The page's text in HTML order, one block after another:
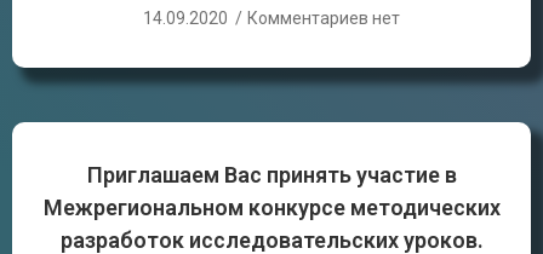
14.09.2020 Комментариев нет
Приглашаем Вас принять участие в
Межрегиональном конкурсе методических
разработок исследовательских уроков.